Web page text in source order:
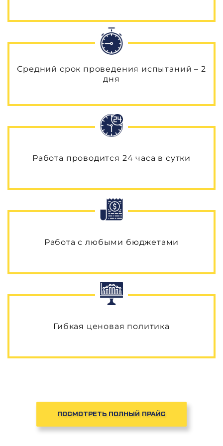
Средний срок проведения испытаний – 2
дня
Работа проводится 24 часа в сутки
Работа с любыми бюджетами
Гибкая ценовая политика
ПОСМОТРЕТЬ ПОЛНЫЙ ПРАЙС